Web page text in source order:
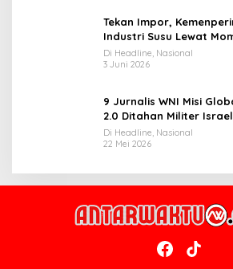
Tekan Impor,
Industri Susu Lewat
Nusantara 2026
Di Headline, Nasional
3 Juni 2026
9 Jurnalis WNI Misi
2.0 Ditahan Militer
dan Dievakuasi ke
Di Headline, Nasional
22 Mei 2026